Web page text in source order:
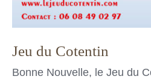
Jeu du Cotentin
Bonne Nouvelle, le Jeu du